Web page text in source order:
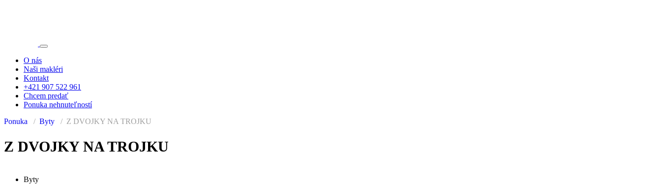
O nás
Naši makléri
Kontakt
+421 907 522 961
Chcem predať
Ponuka nehnuteľností
Ponuka
Byty Z DVOJKY NA TROJKU
REZERVOVANÉ
Z DVOJKY NA TROJKU
Byty